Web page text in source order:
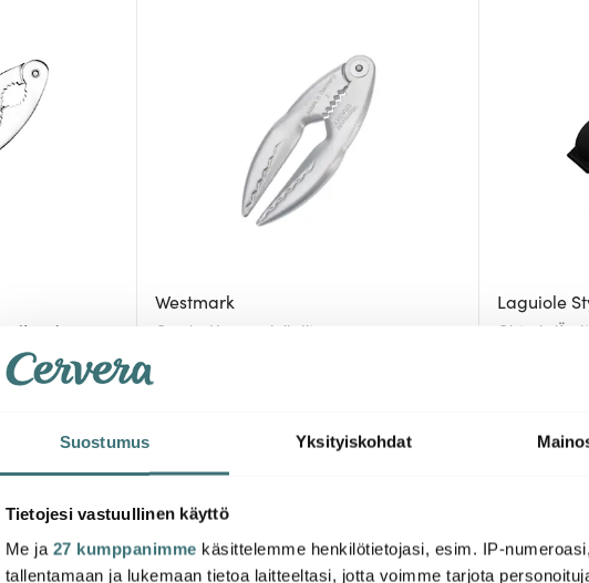
Suostumus Yksityiskohdat
Tietojesi vastuullinen käyttö
Me ja 27 kumppanimme käsittelemme henkilötietojasi, esim. IP-
tallentamaan ja lukemaan tietoa laitteeltasi, jotta voimme tarjota
Kromi
Westmark
Cracky Hummeripihdit 14 cm
Laguiole
Oisteri-/